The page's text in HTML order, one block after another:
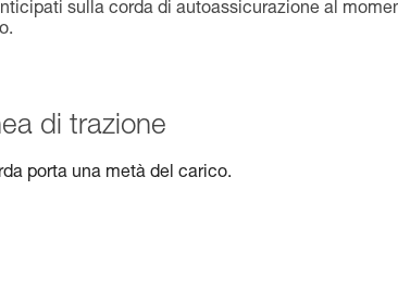
sulla corda di autoassicurazione al
di trazione
porta una metà del carico.